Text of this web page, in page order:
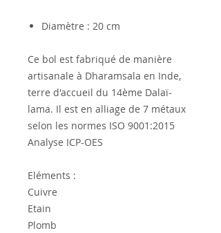
Diamètre : 20 cm
Ce bol est fabriqué de manière
artisanale à Dharamsala en Inde,
terre d'accueil du 14ème Dalaï-
lama. Il est en alliage de 7 métaux
selon les normes ISO 9001:2015
Analyse ICP-OES
Eléments :
Cuivre
Etain
Plomb